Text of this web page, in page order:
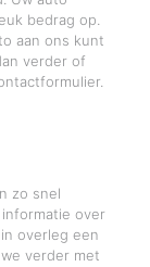
bedrag op.
aan ons kunt
verder of
zo snel
over
overleg een
verder met